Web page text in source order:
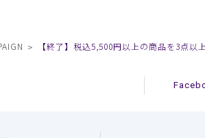
【終了】税込5,500円以上の商品を3点以